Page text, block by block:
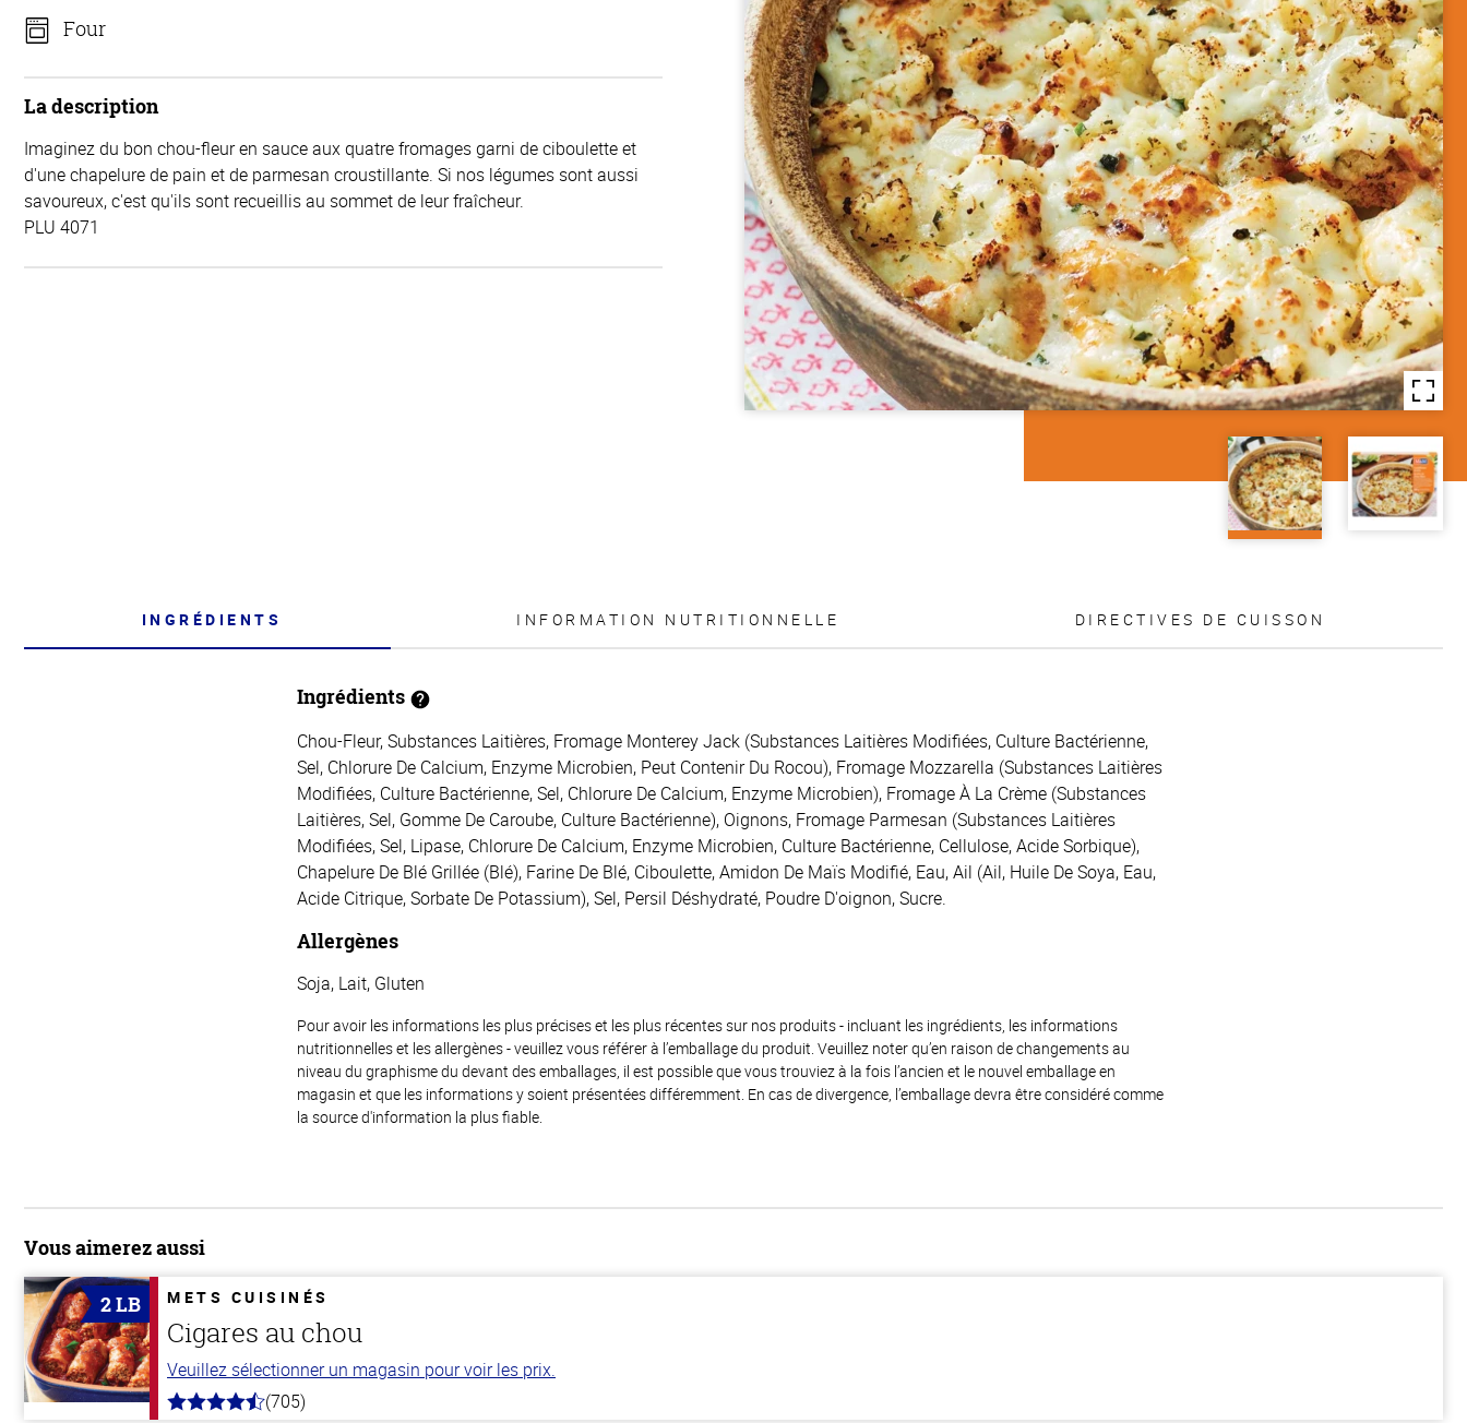
Four
La description
Imaginez du bon chou-fleur en sauce aux quatre fromages garni de ciboulette et
d'une chapelure de pain et de parmesan croustillante. Si nos légumes sont aussi
savoureux, c'est qu'ils sont recueillis au sommet de leur fraîcheur.
PLU 4071
INGRÉDIENTS INFORMATION NUTRITIONNELLE DIRECTIVES DE CUISSON
Ingrédients
Chou-Fleur, Substances Laitières, Fromage Monterey Jack (Substances Laitières Modifiées, Culture Bactérienne,
Sel, Chlorure De Calcium, Enzyme Microbien, Peut Contenir Du Rocou), Fromage Mozzarella (Substances Laitières
Modifiées, Culture Bactérienne, Sel, Chlorure De Calcium, Enzyme Microbien), Fromage À La Crème (Substances
Laitières, Sel, Gomme De Caroube, Culture Bactérienne), Oignons, Fromage Parmesan (Substances Laitières
Modifiées, Sel, Lipase, Chlorure De Calcium, Enzyme Microbien, Culture Bactérienne, Cellulose, Acide Sorbique),
Chapelure De Blé Grillée (Blé), Farine De Blé, Ciboulette, Amidon De Maïs Modifié, Eau, Ail (Ail, Huile De Soya, Eau,
Acide Citrique, Sorbate De Potassium), Sel, Persil Déshydraté, Poudre D'oignon, Sucre.
Allergènes
Soja, Lait, Gluten
Pour avoir les informations les plus précises et les plus récentes sur nos produits - incluant les ingrédients, les informations
nutritionnelles et les allergènes - veuillez vous référer à l’emballage du produit. Veuillez noter qu’en raison de changements au
niveau du graphisme du devant des emballages, il est possible que vous trouviez à la fois l’ancien et le nouvel emballage en
magasin et que les informations y soient présentées différemment. En cas de divergence, l’emballage devra être considéré comme
la source d'information la plus fiable.
Vous aimerez aussi
2 LB METS CUISINÉS
Cigares au chou
Veuillez sélectionner un magasin pour voir les prix.
4.6
(705)